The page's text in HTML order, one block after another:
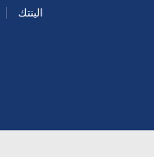
الينتك